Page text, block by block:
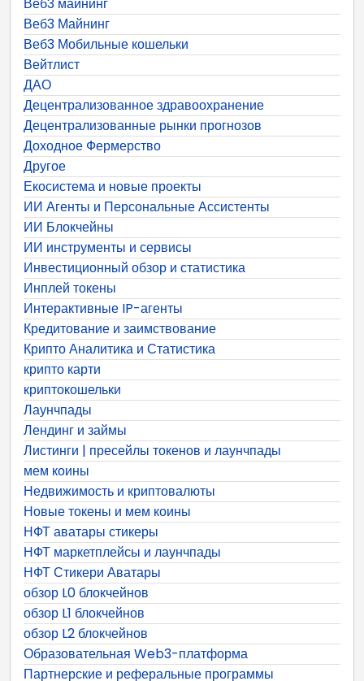
Веб3 Майнинг
Веб3 Мобильные кошельки
Вейтлист
ДАО
Децентрализованное здравоохранение
Децентрализованные рынки прогнозов
Доходное Фермерство
Другое
Екосистема и новые проекты
ИИ Агенты и Персональные Ассистенты
ИИ Блокчейны
ИИ инструменты и сервисы
Инвестиционный обзор и статистика
Инплей токены
Интерактивные IP-агенты
Кредитование и заимствование
Крипто Аналитика и Статистика
крипто карти
криптокошельки
Лаунчпады
Лендинг и займы
Листинги | пресейлы токенов и лаунчпады
мем коины
Недвижимость и криптовалюты
Новые токены и мем коины
НФТ аватары стикеры
НФТ маркетплейсы и лаунчпады
НФТ Стикери Аватары
обзор L0 блокчейнов
обзор L1 блокчейнов
обзор L2 блокчейнов
Образовательная Web3-платформа
Партнерские и реферальные программы